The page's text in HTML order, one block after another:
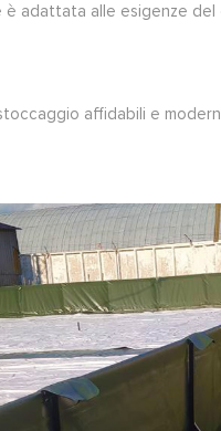
è adattata alle esigenze
affidabili e